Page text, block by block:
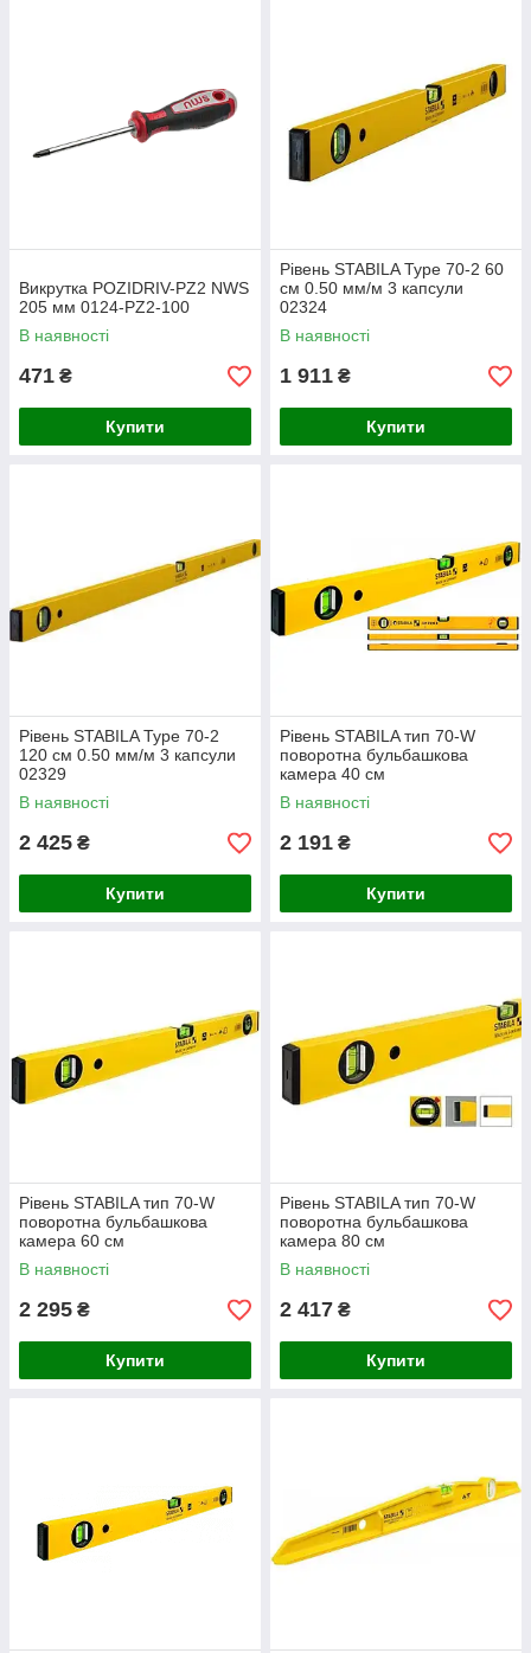
Викрутка POZIDRIV-PZ2 NWS
205 мм 0124-PZ2-100
В наявності
471 ₴
Купити
Рівень STABILA Type 70-2 60
см 0.50 мм/м 3 капсули
02324
В наявності
1 911 ₴
Купити
Рівень STABILA Type 70-2
120 см 0.50 мм/м 3 капсули
02329
В наявності
2 425 ₴
Купити
Рівень STABILA тип 70-W
поворотна бульбашкова
камера 40 см
В наявності
2 191 ₴
Купити
Рівень STABILA тип 70-W
поворотна бульбашкова
камера 60 см
В наявності
2 295 ₴
Купити
Рівень STABILA тип 70-W
поворотна бульбашкова
камера 80 см
В наявності
2 417 ₴
Купити